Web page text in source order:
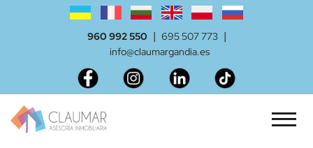
960 992 550 | 695 507 773 |
info@claumargandia.es